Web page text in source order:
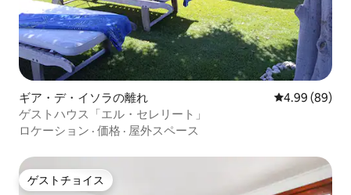
ギア・デ・イソラの離れ レビュー89件
4.99 (89)
ゲストハウス「エル・セレリート」
ロケーション · 価格 · 屋外スペース
ゲストチョイス
ゲストチョイス